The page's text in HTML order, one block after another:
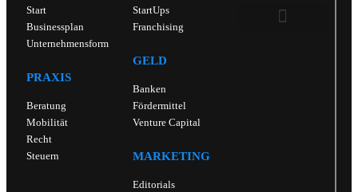
Start
Businessplan
Unternehmensform
PRAXIS
Beratung
Mobilität
Recht
Steuern
StartUps
Franchising
GELD
Banken
Fördermittel
Venture Capital
MARKETING
Editorials